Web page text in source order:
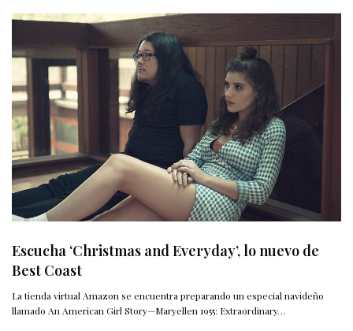
Escucha ‘Christmas and Everyday’, lo nuevo de
Best Coast
La tienda virtual Amazon se encuentra preparando un especial navideño
llamado An American Girl Story—Maryellen 1955: Extraordinary…